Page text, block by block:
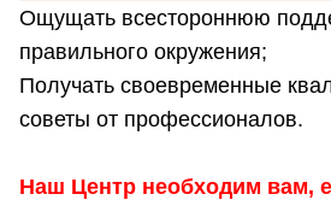
Ощущать всестороннюю
правильного окружения;
Получать своевременные
советы от профессионалов.
Наш Центр необходим вам,